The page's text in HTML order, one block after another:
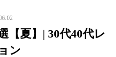
【夏】| 30代40代レ
ン